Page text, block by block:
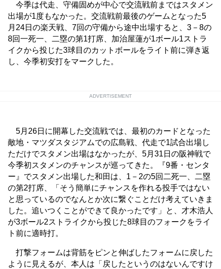
今季は代走、守備固めが中心で交流戦前まではスタメン
出場が1度もなかった。交流戦前最後のゲームとなった5
月24日の楽天戦、7回の守備から途中出場すると、3－8の
8回一死一、二塁の第1打席、加治屋蓮が1ボール1ストラ
イクから投じた3球目のカットボールをライト前に弾き返
し、今季初安打をマークした。
ADVERTISEMENT
5月26日に開幕した交流戦では、最初のカードとなった
敵地・マツダスタジアムでの広島戦、代走で1試合出場し
ただけでスタメン出場はなかったが、5月31日の阪神戦で
今季初スタメンのチャンスが巡ってきた。『9番・センタ
ー』でスタメン出場した和田は、1－2の5回二死一、二塁
の第2打席、「そう簡単にチャンスを作れる投手ではない
と思っているのでなんとか次に繋ぐことだけ考えていきま
した。追いつくことができて良かったです」と、才木浩人
が3ボール2ストライクから投じた8球目のフォークをライ
ト前に適時打。
打撃フォームは背筋をピンと伸ばしたフォームに戻した
ように見えるが、本人は「戻したというのはないんですけ